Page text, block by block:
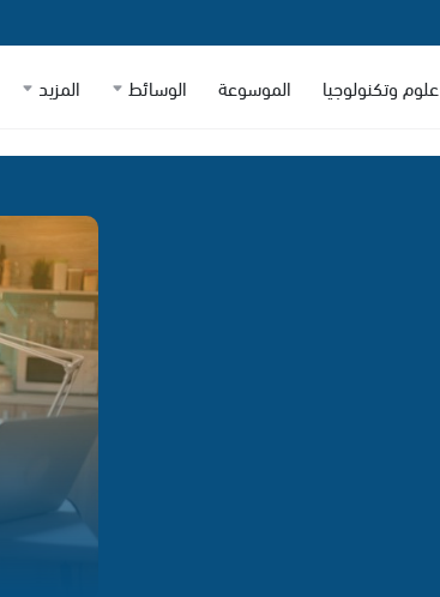
علوم وتكنولوجيا الموسوعة الوسائط المزيد